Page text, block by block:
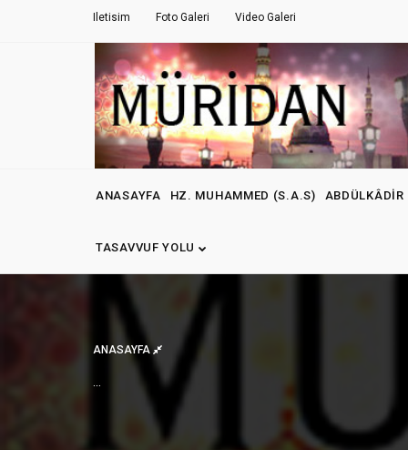
Iletisim Foto Galeri Video Galeri
ANASAYFA HZ. MUHAMMED (S.A.S)
TASAVVUF YOLU
ANASAYFA
...